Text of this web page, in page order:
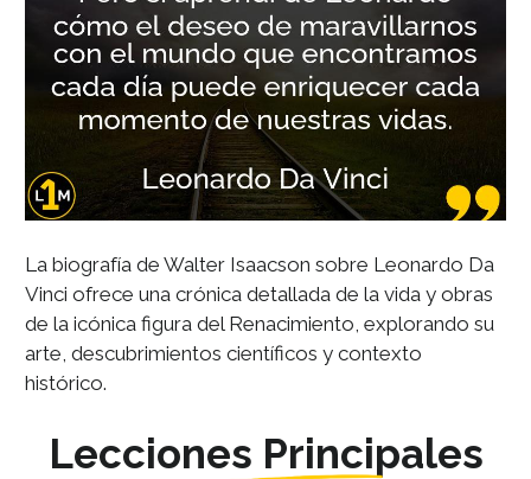
La biografía de Walter Isaacson sobre Leonardo Da
Vinci ofrece una crónica detallada de la vida y obras
de la icónica figura del Renacimiento, explorando su
arte, descubrimientos científicos y contexto
histórico.
Lecciones Principales